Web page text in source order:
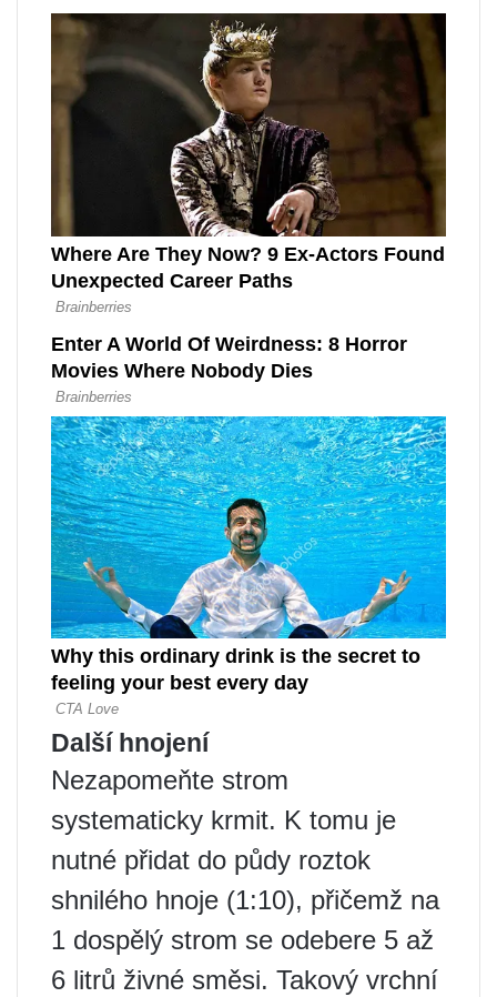
Další hnojení
Nezapomeňte strom
systematicky krmit. K tomu je
nutné přidat do půdy roztok
shnilého hnoje (1:10), přičemž na
1 dospělý strom se odebere 5 až
6 litrů živné směsi. Takový vrchní